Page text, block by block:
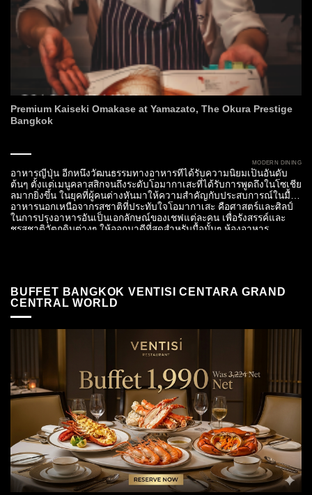
Premium Kaiseki Omakase at Yamazato, The Okura Prestige
Bangkok
MODERN DINING
อาหารญี่ปุ่น อีกหนึ่งวัฒนธรรมทางอาหารที่ได้รับความนิยมเป็นอันดับ
ต้นๆ ตั้งแต่เมนูคลาสสิกจนถึงระดับโอมากาเสะที่ได้รับการพูดถึงในโซเชีย
ลมากยิ่งขึ้น ในยุคที่ผู้คนต่างหันมาให้ความสำคัญกับประสบการณ์ในมื้อ
อาหารนอกเหนือจากรสชาติที่ประทับใจโอมากาเสะ คือศาสตร์และศิลป์
ในการปรุงอาหารอันเป็นเอกลักษณ์ของเชฟแต่ละคน เพื่อรังสรรค์และ
ชูรสชาติวัตถุดิบต่างๆ ให้ออกมาดีที่สุดสำหรับมื้อนั้นๆ ห้องอาหาร
BUFFET BANGKOK VENTISI CENTARA GRAND
CENTRAL WORLD